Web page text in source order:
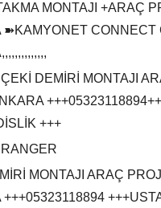
MONTAJI +ARAÇ
➽KAMYONET CONNECT
DEMİRİ MONTAJI
+++
MONTAJI ARAÇ